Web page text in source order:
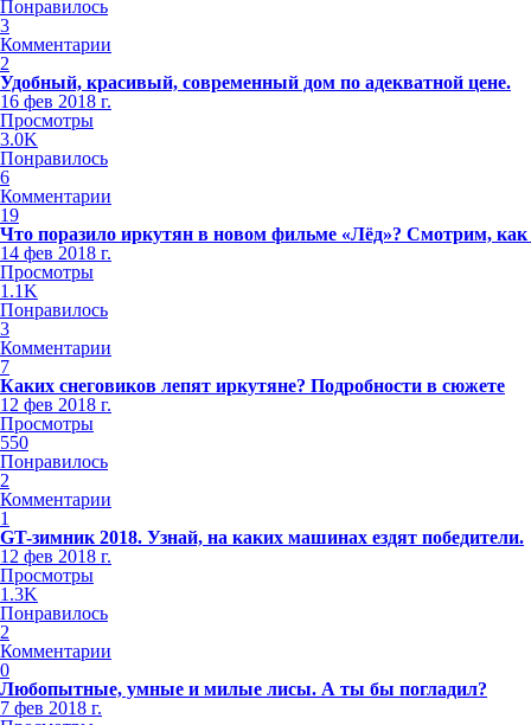
Понравилось
3
Комментарии
2
Удобный, красивый, современный дом по адекватной цене.
16 фев 2018 г.
Просмотры
3.0K
Понравилось
6
Комментарии
19
Что поразило иркутян в новом фильме «Лёд»? Смотрим,
14 фев 2018 г.
Просмотры
1.1K
Понравилось
3
Комментарии
7
Каких снеговиков лепят иркутяне? Подробности в сюжете
12 фев 2018 г.
Просмотры
550
Понравилось
2
Комментарии
1
GT-зимник 2018. Узнай, на каких машинах ездят победители.
12 фев 2018 г.
Просмотры
1.3K
Понравилось
2
Комментарии
0
Любопытные, умные и милые лисы. А ты бы погладил?
7 фев 2018 г.